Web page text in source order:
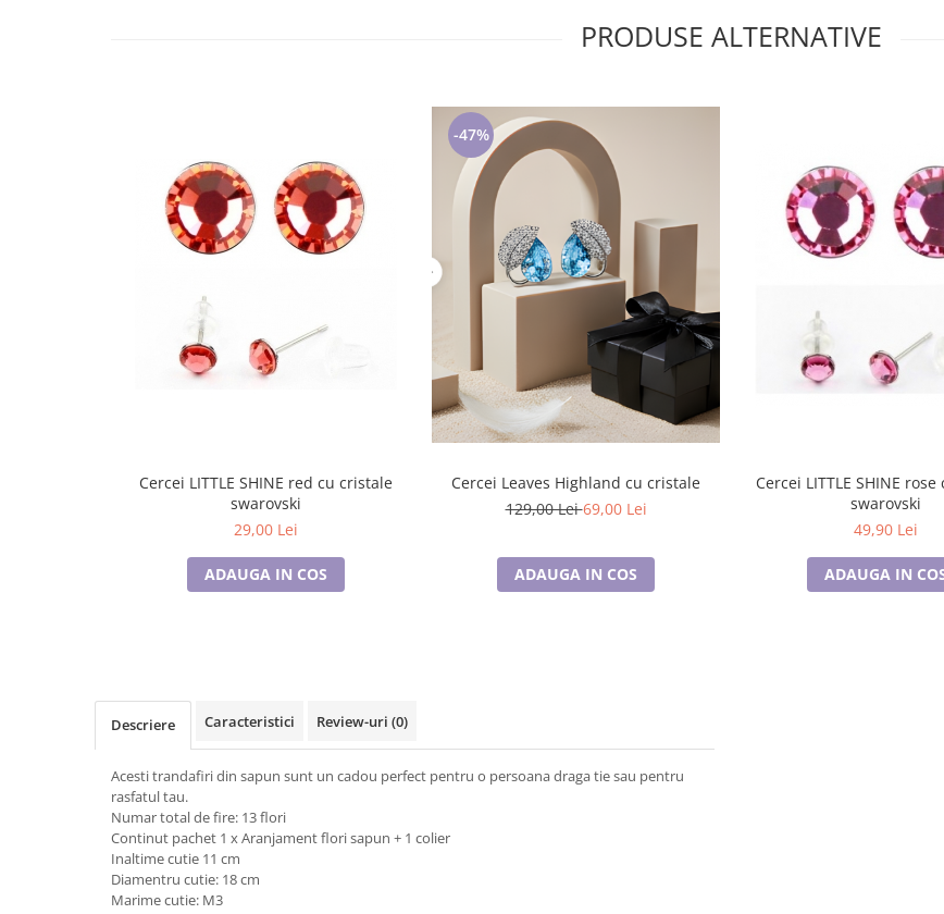
Cadouri Back to school
Cadouri de Paște
Cadouri pentru CUPLU El & Ea
Cadouri Iubitori de animale
Cadouri GRAVIDE
Cadouri pentru sportivi
PRODUSE ALTERNATIVE
Cercei LITTLE SHINE red cu cristale
swarovski
29,00 Lei
ADAUGA IN COS
-47%
Cercei Leaves Highland cu cristale
129,00 Lei69,00 Lei
ADAUGA IN COS
Cercei LITTLE SHINE
swarovski
49,90 Lei
ADAUGA IN
Descriere Caracteristici Review-uri (0)
Acesti trandafiri din sapun sunt un cadou perfect pentru o persoana draga tie sau pentru
rasfatul tau.
Numar total de fire: 13 flori
Continut pachet 1 x Aranjament flori sapun + 1 colier
Inaltime cutie 11 cm
Diamentru cutie: 18 cm
Marime cutie: M3